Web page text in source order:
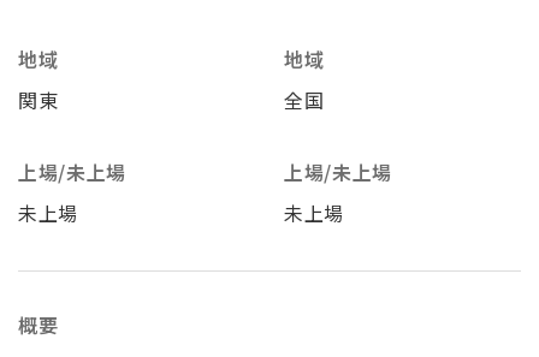
地域
関東
上場/未上場
未上場
地域
全国
上場/未上場
未上場
概要